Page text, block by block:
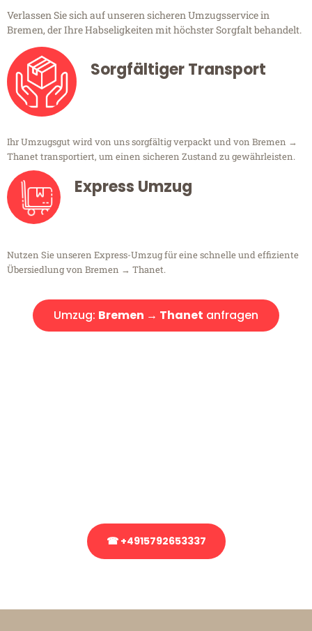
Verlassen Sie sich auf unseren sicheren Umzugsservice in
Bremen, der Ihre Habseligkeiten mit höchster Sorgfalt behandelt.
Sorgfältiger Transport
Ihr Umzugsgut wird von uns sorgfältig verpackt und von Bremen →
Thanet transportiert, um einen sicheren Zustand zu gewährleisten.
Express Umzug
Nutzen Sie unseren Express-Umzug für eine schnelle und effiziente
Übersiedlung von Bremen → Thanet.
Umzug: Bremen → Thanet anfragen
☎ +4915792653337